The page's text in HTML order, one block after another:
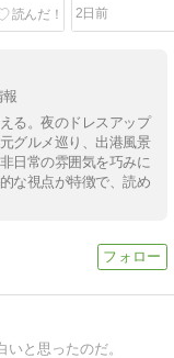
2日前
報
る。夜のドレスアップ
グルメ巡り、出港風景
日常の雰囲気を巧みに
な視点が特徴で、読め
と思ったのだ。